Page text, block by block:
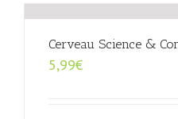
Cerveau Science &
5,99€